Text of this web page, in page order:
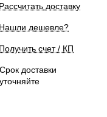
Рассчитать доставку
Нашли дешевле?
Получить счет / КП
Срок доставки
уточняйте